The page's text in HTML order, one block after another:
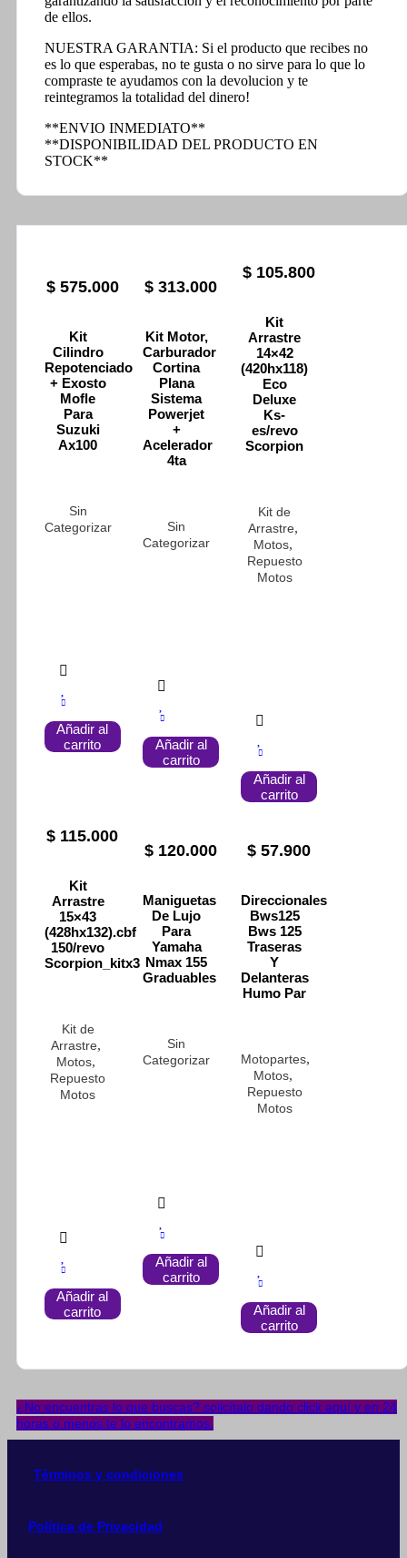
de ellos.
NUESTRA GARANTIA: Si el producto que recibes no
es lo que esperabas, no te gusta o no sirve para lo que lo
compraste te ayudamos con la devolucion y te
reintegramos la totalidad del dinero!
**ENVIO INMEDIATO**
**DISPONIBILIDAD DEL PRODUCTO EN
STOCK**
$575.000
Kit
Cilindro
Repotenciado
+ Exosto
Mofle
Para
Suzuki
Ax100
Sin
Categorizar
Añadir al
carrito
$ 313.000
Kit Motor,
Carburador
Cortina
Plana
Sistema
Powerjet
+
Acelerador
4ta
Sin
Categorizar
Añadir al
carrito
$ 105.800
Kit
Arrastre
14×42
(420hx118)
Eco
Deluxe
Ks-
es/revo
Scorpion
Kit de
Arrastre,
Motos,
Repuesto
Motos
Añadir al
carrito
$ 115.000
Kit
Arrastre
15×43
(428hx132).cbf
150/revo
Scorpion_kitx3
Kit de
Arrastre,
Motos,
Repuesto
Motos
Añadir al
carrito
$ 120.000
Maniguetas
De Lujo
Para
Yamaha
Nmax 155
Graduables
Sin
Categorizar
Añadir al
carrito
$ 57.900
Direccionales
Bws125
Bws 125
Traseras
Y
Delanteras
Humo Par
Motopartes,
Motos,
Repuesto
Motos
Añadir al
carrito
¿No encuentras lo que buscas? solicítalo dando click aquí y en 24
horas o menos te lo encontramos.
Términos y condiciones
Política de Privacidad